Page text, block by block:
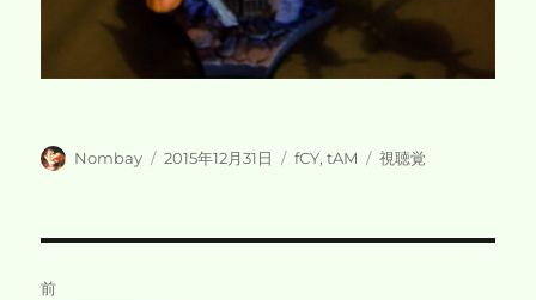
投
Nombay
投
2015年12月31日
カ
fCY,tAM
タ
視聴覚
前